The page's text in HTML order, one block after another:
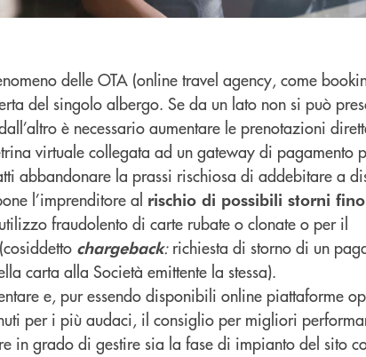
delle OTA (online travel agency, come
del singolo albergo. Se da un lato non si può
è necessario aumentare le prenotazioni
virtuale collegata ad un gateway di pagamento
abbandonare la prassi rischiosa di addebitare a
l’imprenditore al rischio di possibili storni
fraudolento di carte rubate o clonate o per il
chargeback:richiesta di storno di un
carta alla Società emittente la stessa).
e, pur essendo disponibili online piattaforme
per i più audaci, il consiglio per migliori
in grado di gestire sia la fase di impianto del sito